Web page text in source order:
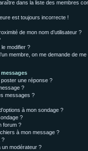
dans la liste des membres
est toujours incorrecte !
de mon nom d’utilisateur ?
modifier ?
membre, on me demande de
une réponse ?
?
messages ?
à mon sondage ?
?
forum ?
à mon message ?
?
modérateur ?